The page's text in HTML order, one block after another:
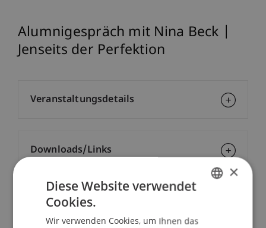
Alumnigespräch mit Nina Beck |
Jenseits der Perfektion
School/Professur:
Liechtenstein School of Architecture
Veranstaltungsdetails
Downloads/Links
×
Diese Website verwendet
Cookies.
Wir verwenden Cookies, um Ihnen das